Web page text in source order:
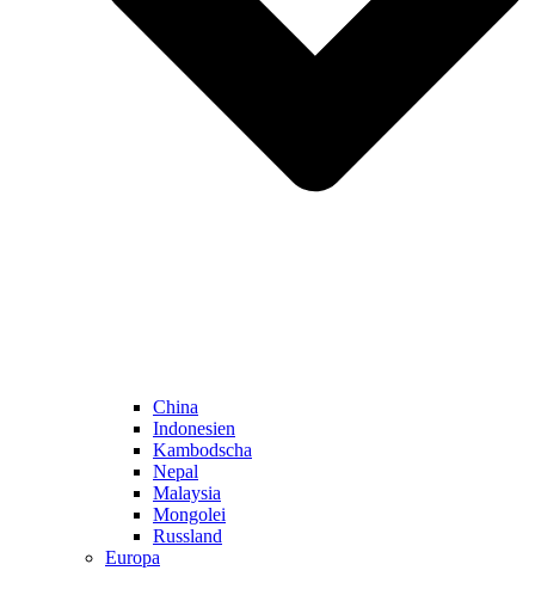
China
Indonesien
Kambodscha
Nepal
Malaysia
Mongolei
Russland
Europa